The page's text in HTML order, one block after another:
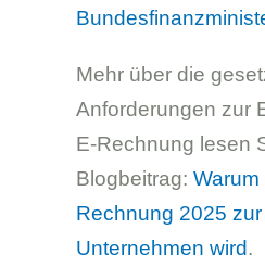
Mehr über die
Anforderungen zur
E-Rechnung lesen
Blogbeitrag: Warum
Rechnung 2025
Unternehmen wird.